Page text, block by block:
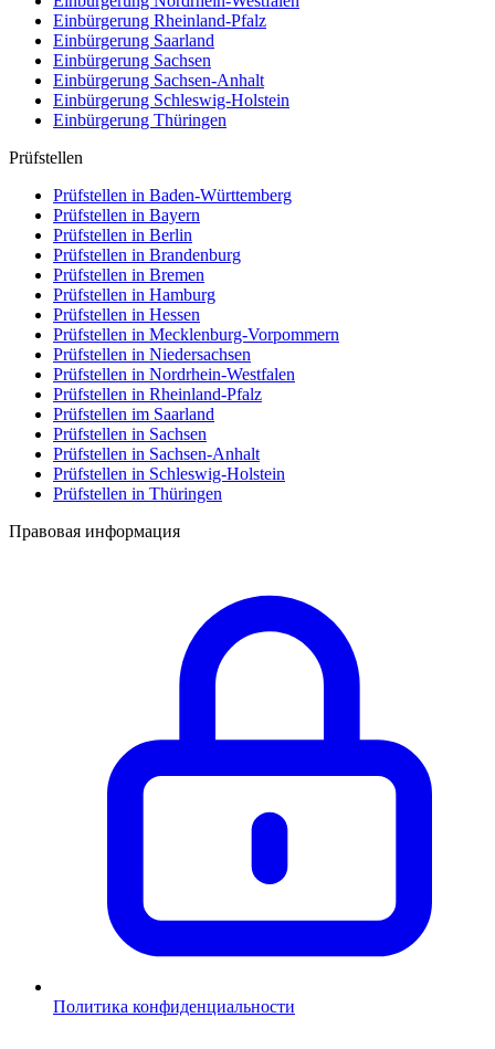
Einbürgerung Rheinland-Pfalz
Einbürgerung Saarland
Einbürgerung Sachsen
Einbürgerung Sachsen-Anhalt
Einbürgerung Schleswig-Holstein
Einbürgerung Thüringen
Prüfstellen
Prüfstellen in Baden-Württemberg
Prüfstellen in Bayern
Prüfstellen in Berlin
Prüfstellen in Brandenburg
Prüfstellen in Bremen
Prüfstellen in Hamburg
Prüfstellen in Hessen
Prüfstellen in Mecklenburg-Vorpommern
Prüfstellen in Niedersachsen
Prüfstellen in Nordrhein-Westfalen
Prüfstellen in Rheinland-Pfalz
Prüfstellen im Saarland
Prüfstellen in Sachsen
Prüfstellen in Sachsen-Anhalt
Prüfstellen in Schleswig-Holstein
Prüfstellen in Thüringen
Правовая информация
Политика конфиденциальности